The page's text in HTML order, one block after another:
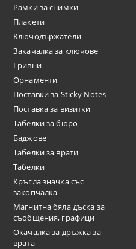
Рамки за снимки
Плакети
Ключодържатели
Закачалка за ключове
Гривни
Орнаменти
Поставки за Sticky Notes
Поставка за визитки
Tабелки за бюро
Баджове
Табелки за врати
Табелки
Кръгла значка със
закопчалка
Магнитна бяла дъска за
съобщения, графици
Окачалка за дръжка за
врата